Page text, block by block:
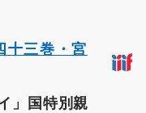
十三巻・宮
」国特別親